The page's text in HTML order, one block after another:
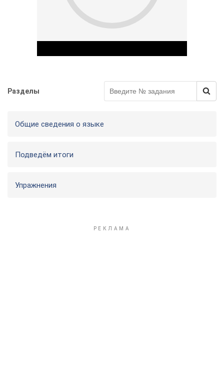
Разделы
Общие сведения о языке
Подведём итоги
Упражнения